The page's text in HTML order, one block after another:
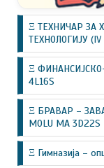
Ξ ТЕХНИЧАР ЗА
ТЕХНОЛОГИЈУ (IV
Ξ
4L16S
Ξ БРАВАР –
MOLU MA 3D22S
Ξ Гимназија –